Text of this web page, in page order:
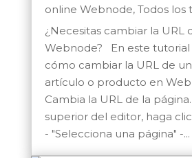
online Webnode, Todos los
¿Necesitas cambiar la URL
Webnode? En este tutorial
cómo cambiar la URL de
artículo o producto en
Cambia la URL de la
superior del editor, haga
- "Selecciona una página" -...